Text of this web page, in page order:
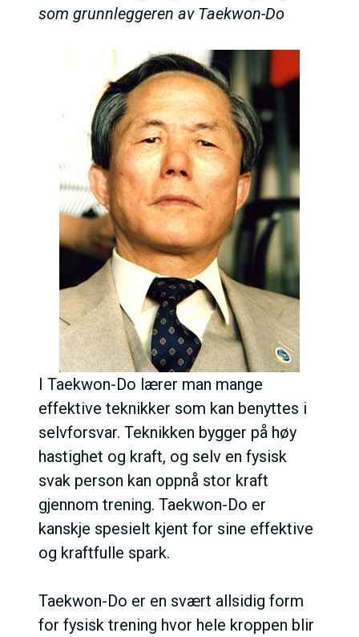
som grunnleggeren av Taekwon-Do
I Taekwon-Do lærer man mange
effektive teknikker som kan benyttes i
selvforsvar. Teknikken bygger på høy
hastighet og kraft, og selv en fysisk
svak person kan oppnå stor kraft
gjennom trening. Taekwon-Do er
kanskje spesielt kjent for sine effektive
og kraftfulle spark.
Taekwon-Do er en svært allsidig form
for fysisk trening hvor hele kroppen blir